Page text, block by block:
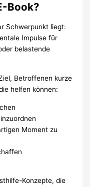
Book?
Schwerpunkt liegt:
Impulse für
belastende
Betroffenen kurze
helfen können:
Moment zu
Konzepte, die